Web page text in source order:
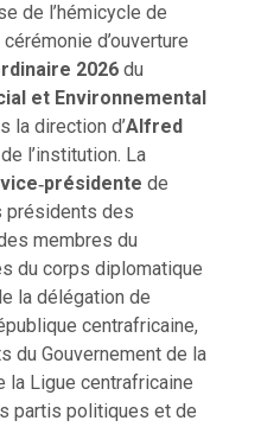
de l’hémicycle de
cérémonie d’ouverture
2026 du
et Environnemental
la direction d’Alfred
l’institution. La
de
présidents des
membres du
du corps diplomatique
la délégation de
centrafricaine,
du Gouvernement de la
la Ligue centrafricaine
partis politiques et de